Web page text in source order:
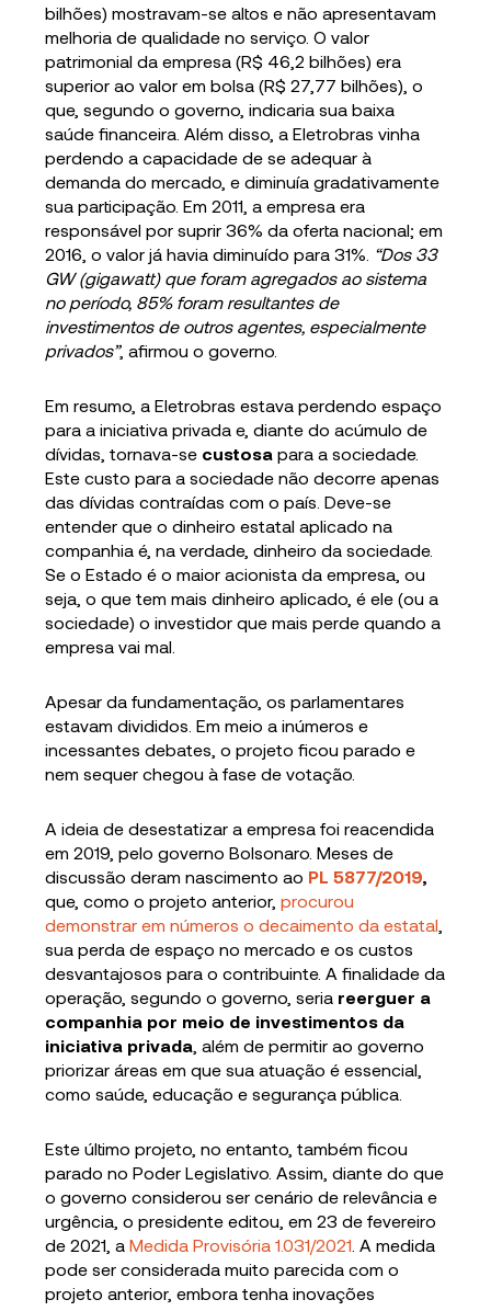
bilhões) mostravam-se altos e não apresentavam
melhoria de qualidade no serviço. O valor
patrimonial da empresa (R$ 46,2 bilhões) era
superior ao valor em bolsa (R$ 27,77 bilhões), o
que, segundo o governo, indicaria sua baixa
saúde financeira. Além disso, a Eletrobras vinha
perdendo a capacidade de se adequar à
demanda do mercado, e diminuía gradativamente
sua participação. Em 2011, a empresa era
responsável por suprir 36% da oferta nacional; em
2016, o valor já havia diminuído para 31%. “Dos 33
GW (gigawatt) que foram agregados ao sistema
no período, 85% foram resultantes de
investimentos de outros agentes, especialmente
privados”, afirmou o governo.
Em resumo, a Eletrobras estava perdendo espaço
para a iniciativa privada e, diante do acúmulo de
dívidas, tornava-se custosa para a sociedade.
Este custo para a sociedade não decorre apenas
das dívidas contraídas com o país. Deve-se
entender que o dinheiro estatal aplicado na
companhia é, na verdade, dinheiro da sociedade.
Se o Estado é o maior acionista da empresa, ou
seja, o que tem mais dinheiro aplicado, é ele (ou a
sociedade) o investidor que mais perde quando a
empresa vai mal.
Apesar da fundamentação, os parlamentares
estavam divididos. Em meio a inúmeros e
incessantes debates, o projeto ficou parado e
nem sequer chegou à fase de votação.
A ideia de desestatizar a empresa foi reacendida
em 2019, pelo governo Bolsonaro. Meses de
discussão deram nascimento ao PL 5877/2019,
que, como o projeto anterior,procurou
demonstrar em números o decaimento da estatal
sua perda de espaço no mercado e os custos
desvantajosos para o contribuinte. A finalidade da
operação, segundo o governo, seria reerguer a
companhia por meio de investimentos da
iniciativa privada , além de permitir ao governo
priorizar áreas em que sua atuação é essencial,
como saúde, educação e segurança pública.
Este último projeto, no entanto, também ficou
parado no Poder Legislativo. Assim, diante do que
o governo considerou ser cenário de relevância e
urgência, o presidente editou, em 23 de fevereiro
de 2021, aMedida Provisória 1.031/2021 . A medida
pode ser considerada muito parecida com o
projeto anterior, embora tenha inovações